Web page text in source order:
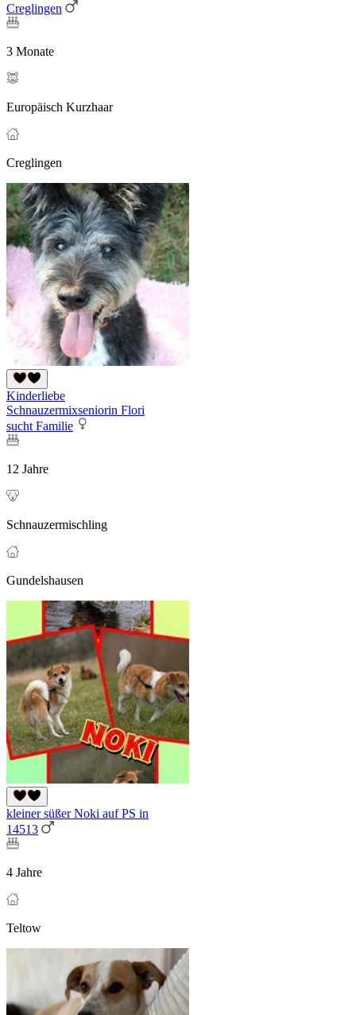
Creglingen
3 Monate
Europäisch Kurzhaar
Creglingen
Kinderliebe
Schnauzermixseniorin Flori
sucht Familie
12 Jahre
Schnauzermischling
Gundelshausen
kleiner süßer Noki auf PS in
14513
4 Jahre
Teltow